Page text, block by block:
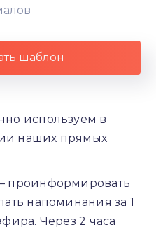
шаблон
используем в
наших прямых
проинформировать
напоминания за 1
Через 2 часа